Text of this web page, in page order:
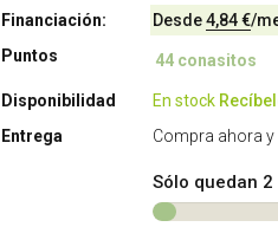
Financiación: Desde4,84 €/
Puntos
44conasitos
Disponibilidad En stock
Entrega
Compra ahora y
Sólo quedan